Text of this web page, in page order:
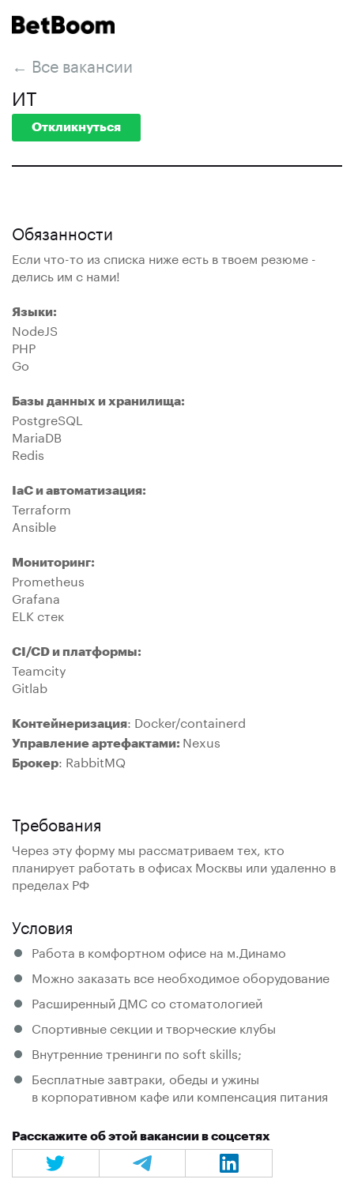
← Все вакансии
ИТ
Откликнуться
Обязанности
Если что-то из списка ниже есть в твоем резюме -
делись им с нами!
Языки:
NodeJS
PHP
Go
Базы данных и хранилища:
PostgreSQL
MariaDB
Redis
IaC и автоматизация:
Terraform
Ansible
Мониторинг:
Prometheus
Grafana
ELK стек
CI/CD и платформы:
Teamcity
Gitlab
Контейнеризация: Docker/containerd
Управление артефактами: Nexus
Брокер: RabbitMQ
Требования
Через эту форму мы рассматриваем тех, кто
планирует работать в офисах Москвы или удаленно в
пределах РФ
Условия
Работа в комфортном офисе на м.Динамо
Можно заказать все необходимое оборудование
Расширенный ДМС со стоматологией
Спортивные секции и творческие клубы
Внутренние тренинги по soft skills;
Бесплатные завтраки, обеды и ужины
в корпоративном кафе или компенсация питания
Расскажите об этой вакансии в соцсетях